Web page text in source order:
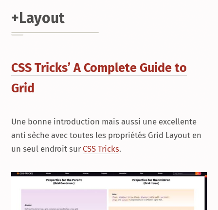
+Layout
CSS Tricks’ A Complete Guide to
Grid
Une bonne introduction mais aussi une excellente
anti sèche avec toutes les propriétés Grid Layout en
un seul endroit sur CSS Tricks.